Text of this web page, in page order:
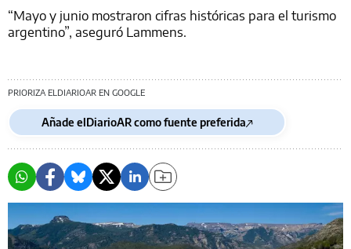
“Mayo y junio mostraron cifras históricas para el turismo
argentino”, aseguró Lammens.
PRIORIZA ELDIARIOAR EN GOOGLE
Añade elDiarioAR como fuente preferida